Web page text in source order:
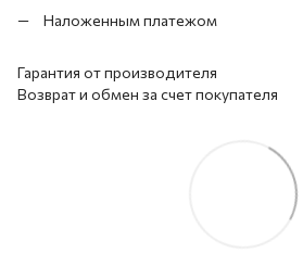
Наложенным платежом
Гарантия от производителя
Возврат и обмен за счет покупателя